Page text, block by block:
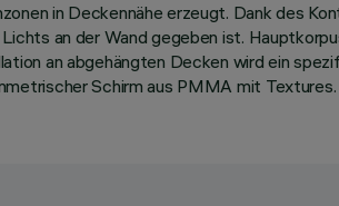
in Deckennähe erzeugt. Dank des
an der Wand gegeben ist.
an abgehängten Decken wird ein
Schirm aus PMMA mit